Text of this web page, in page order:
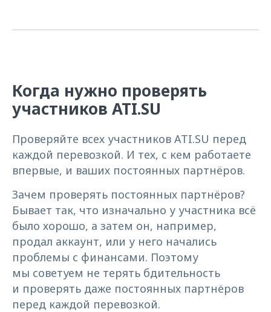
Когда нужно проверять
участников ATI.SU
Проверяйте всех участников ATI.SU перед
каждой перевозкой. И тех, с кем работаете
впервые, и ваших постоянных партнёров.
Зачем проверять постоянных партнёров?
Бывает так, что изначально у участника всё
было хорошо, а затем он, например,
продал аккаунт, или у него начались
проблемы с финансами. Поэтому
мы советуем не терять бдительность
и проверять даже постоянных партнёров
перед каждой перевозкой.